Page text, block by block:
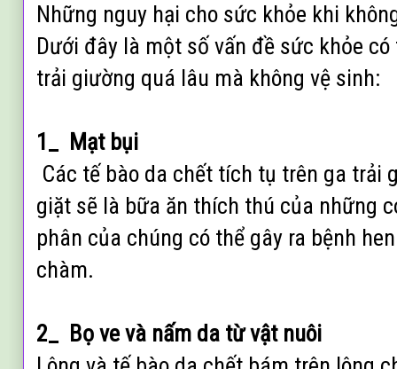
Những nguy hại cho sức khỏe khi
Dưới đây là một số vấn đề sức khỏe
trải giường quá lâu mà không vệ sinh:
1_ Mạt bụi
Các tế bào da chết tích tụ trên ga trải
giặt sẽ là bữa ăn thích thú của những
phân của chúng có thể gây ra bệnh
chàm.
2_ Bọ ve và nấm da từ vật nuôi